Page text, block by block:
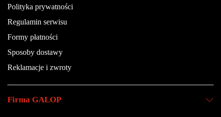
Polityka prywatności
Regulamin serwisu
Formy płatności
Sposoby dostawy
Reklamacje i zwroty
Firma GALOP